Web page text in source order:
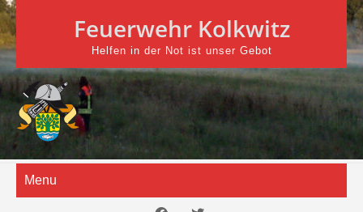
Skip
to
content
Feuerwehr Kolkwitz
Helfen in der Not ist unser Gebot
Menu